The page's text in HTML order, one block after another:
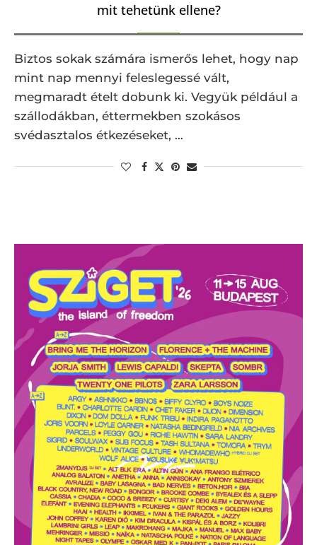
mit tehetünk ellene?
Biztos sokak számára ismerős lehet, hogy nap
mint nap mennyi feleslegessé vált,
megmaradt ételt dobunk ki. Vegyük például a
szállodákban, éttermekben szokásos
svédasztalos étkezéseket, …